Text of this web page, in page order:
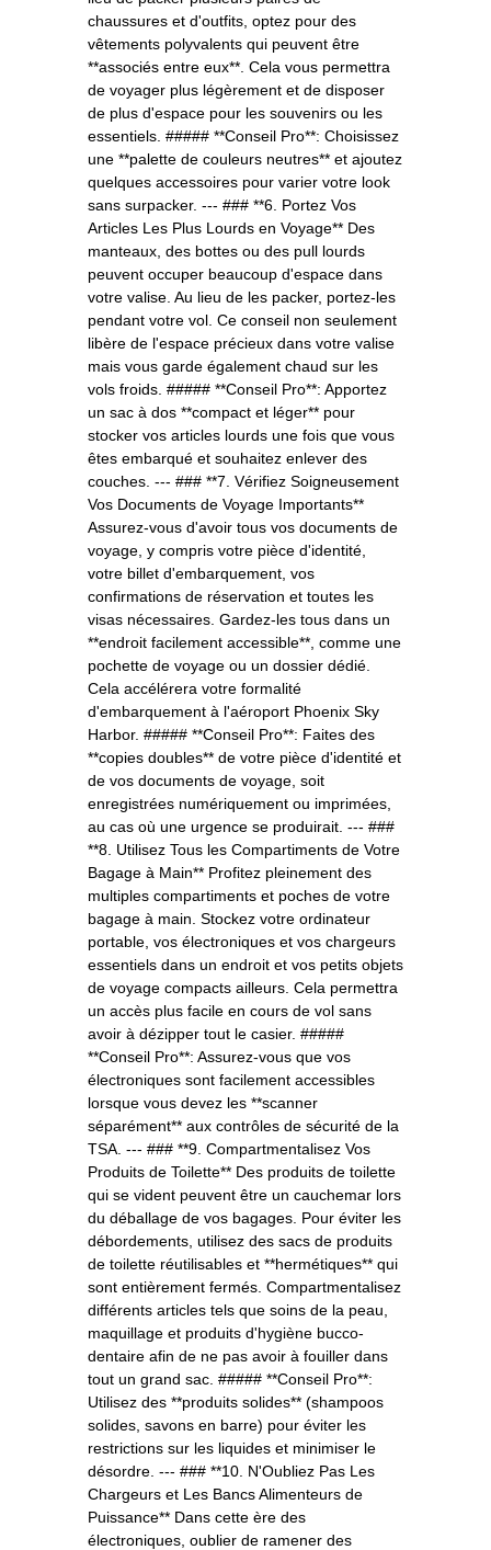
chaussures et d'outfits, optez pour des
vêtements polyvalents qui peuvent être
**associés entre eux**. Cela vous permettra
de voyager plus légèrement et de disposer
de plus d'espace pour les souvenirs ou les
essentiels. ##### **Conseil Pro**: Choisissez
une **palette de couleurs neutres** et ajoutez
quelques accessoires pour varier votre look
sans surpacker. --- ### **6. Portez Vos
Articles Les Plus Lourds en Voyage** Des
manteaux, des bottes ou des pull lourds
peuvent occuper beaucoup d'espace dans
votre valise. Au lieu de les packer, portez-les
pendant votre vol. Ce conseil non seulement
libère de l'espace précieux dans votre valise
mais vous garde également chaud sur les
vols froids. ##### **Conseil Pro**: Apportez
un sac à dos **compact et léger** pour
stocker vos articles lourds une fois que vous
êtes embarqué et souhaitez enlever des
couches. --- ### **7. Vérifiez Soigneusement
Vos Documents de Voyage Importants**
Assurez-vous d'avoir tous vos documents de
voyage, y compris votre pièce d'identité,
votre billet d'embarquement, vos
confirmations de réservation et toutes les
visas nécessaires. Gardez-les tous dans un
**endroit facilement accessible**, comme une
pochette de voyage ou un dossier dédié.
Cela accélérera votre formalité
d'embarquement à l'aéroport Phoenix Sky
Harbor. ##### **Conseil Pro**: Faites des
**copies doubles** de votre pièce d'identité et
de vos documents de voyage, soit
enregistrées numériquement ou imprimées,
au cas où une urgence se produirait. --- ###
**8. Utilisez Tous les Compartiments de Votre
Bagage à Main** Profitez pleinement des
multiples compartiments et poches de votre
bagage à main. Stockez votre ordinateur
portable, vos électroniques et vos chargeurs
essentiels dans un endroit et vos petits objets
de voyage compacts ailleurs. Cela permettra
un accès plus facile en cours de vol sans
avoir à dézipper tout le casier. #####
**Conseil Pro**: Assurez-vous que vos
électroniques sont facilement accessibles
lorsque vous devez les **scanner
séparément** aux contrôles de sécurité de la
TSA. --- ### **9. Compartmentalisez Vos
Produits de Toilette** Des produits de toilette
qui se vident peuvent être un cauchemar lors
du déballage de vos bagages. Pour éviter les
débordements, utilisez des sacs de produits
de toilette réutilisables et **hermétiques** qui
sont entièrement fermés. Compartmentalisez
différents articles tels que soins de la peau,
maquillage et produits d'hygiène bucco-
dentaire afin de ne pas avoir à fouiller dans
tout un grand sac. ##### **Conseil Pro**:
Utilisez des **produits solides** (shampoos
solides, savons en barre) pour éviter les
restrictions sur les liquides et minimiser le
désordre. --- ### **10. N'Oubliez Pas Les
Chargeurs et Les Bancs Alimenteurs de
Puissance** Dans cette ère des
électroniques, oublier de ramener des